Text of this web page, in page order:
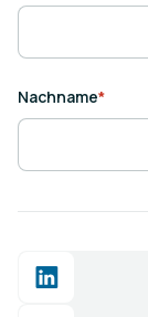
Nachname*